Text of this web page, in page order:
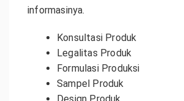
informasinya.
Konsultasi Produk
Legalitas Produk
Formulasi Produksi
Sampel Produk